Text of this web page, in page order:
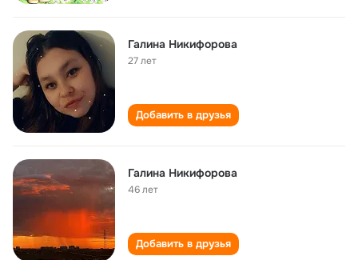
Галина Никифорова
27 лет
Добавить в друзья
Галина Никифорова
46 лет
Добавить в друзья